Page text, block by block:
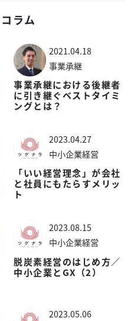
ラム
2021.04.18
事業承継
事業承継における後継者
に引き継ぐベストタイミ
ングとは？
2023.04.27
中小企業経営
「いい経営理念」が会社
と社員にもたらすメリッ
ト
2023.08.15
中小企業経営
脱炭素経営のはじめ方／
中小企業とGX（2）
2023.05.06